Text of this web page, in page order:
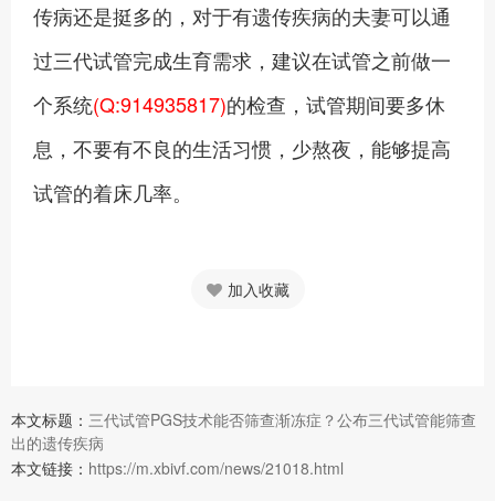
传病还是挺多的，对于有遗传疾病的夫妻可以通
过三代试管完成生育需求，建议在试管之前做一
个系统(Q:914935817)的检查，试管期间要多休
息，不要有不良的生活习惯，少熬夜，能够提高
试管的着床几率。
加入收藏
本文标题： 三代试管PGS技术能否筛查渐冻症？公布三代试管能筛查
出的遗传疾病
本文链接： https://m.xbivf.com/news/21018.html